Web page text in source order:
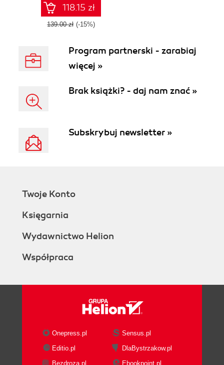
118.15 zł
139.00 zł (-15%)
Program partnerski - zarabiaj
więcej »
Brak książki? - daj nam znać »
Subskrybuj newsletter »
Twoje Konto
Księgarnia
Wydawnictwo Helion
Współpraca
Onepress.pl
Sensus.pl
Editio.pl
DlaBystrzakow.pl
Bezdroza.pl
Ebookpoint.pl